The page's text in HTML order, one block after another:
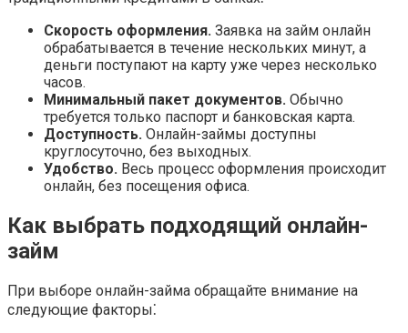
Скорость оформления. Заявка на займ онлайн
обрабатывается в течение нескольких минут, а
деньги поступают на карту уже через несколько
часов.
Минимальный пакет документов. Обычно
требуется только паспорт и банковская карта.
Доступность. Онлайн-займы доступны
круглосуточно, без выходных.
Удобство. Весь процесс оформления происходит
онлайн, без посещения офиса.
Как выбрать подходящий онлайн-
займ
При выборе онлайн-займа обращайте внимание на
следующие факторы⁚